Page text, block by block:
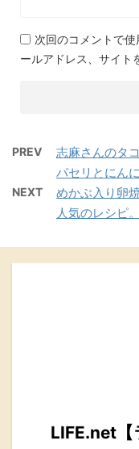
次回のコメントで
ールアドレス、サイト
PREV
志麻さんのタ
パセリとにんに
NEXT
めかぶ入り卵
人気のレシピ。
LIFE.net【